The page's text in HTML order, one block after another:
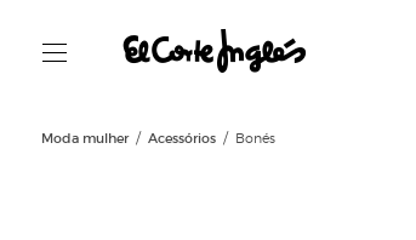
Moda mulher Acessórios Bonés